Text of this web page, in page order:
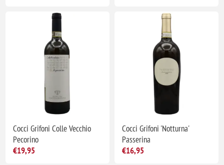
Cocci Grifoni Colle Vecchio
Pecorino
€19,95
Cocci Grifoni 'Notturna'
Passerina
€16,95